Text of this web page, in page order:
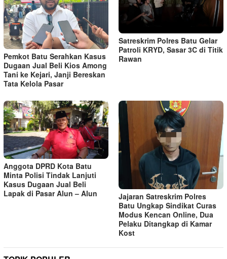
Pemkot Batu Serahkan Kasus
Dugaan Jual Beli Kios Among
Tani ke Kejari, Janji Bereskan
Tata Kelola Pasar
Satreskrim Polres Batu Gelar
Patroli KRYD, Sasar 3C di Titik
Rawan
Anggota DPRD Kota Batu
Minta Polisi Tindak Lanjuti
Kasus Dugaan Jual Beli
Lapak di Pasar Alun – Alun
Jajaran Satreskrim Polres
Batu Ungkap Sindikat Curas
Modus Kencan Online, Dua
Pelaku Ditangkap di Kamar
Kost